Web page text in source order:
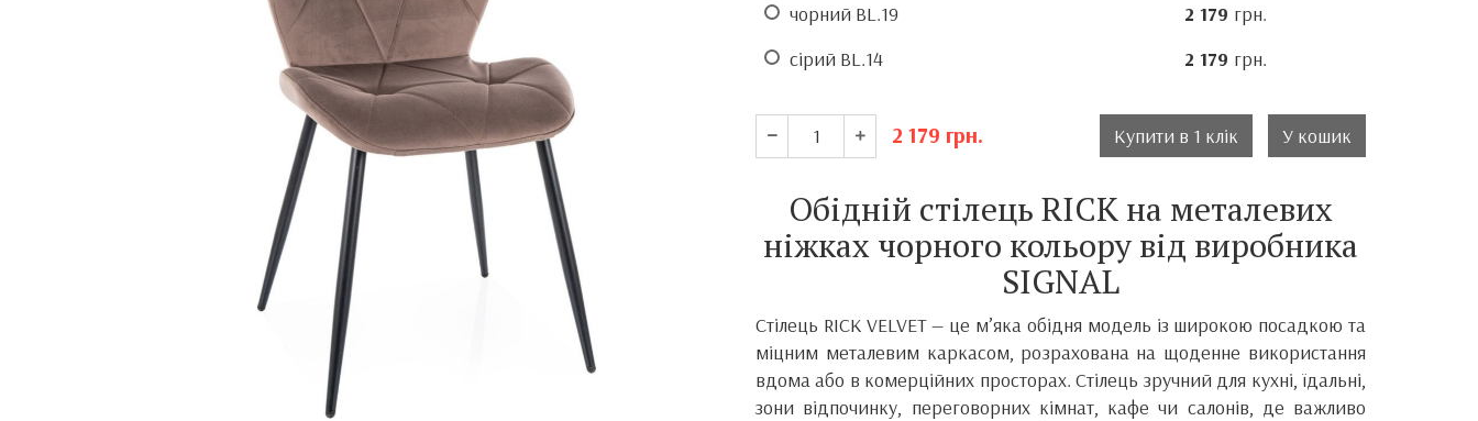
чорний BL.19
2 179 грн.
сірий BL.14
2 179 грн.
2 179 грн. Купити в 1 клік У кошик
Обідній стілець RICK на металевих
ніжках чорного кольору від виробника
SIGNAL
Стілець RICK VELVET — це м’яка обідня модель із широкою посадкою та
міцним металевим каркасом, розрахована на щоденне використання
вдома або в комерційних просторах. Стілець зручний для кухні, їдальні,
зони відпочинку, переговорних кімнат, кафе чи салонів, де важливо